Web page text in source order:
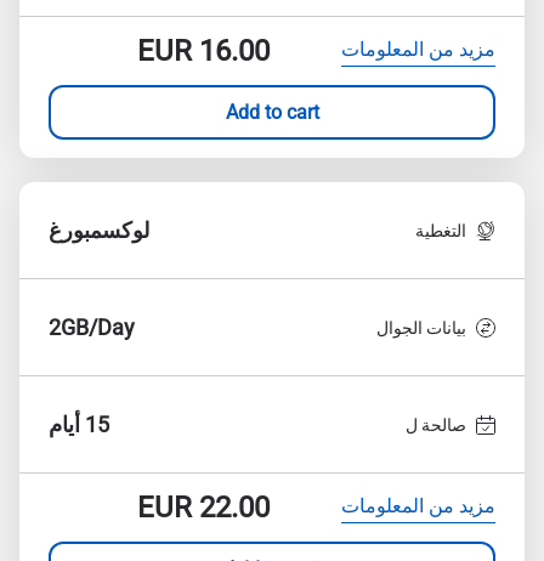
مزيد من المعلومات EUR16.00
Add to cart
التغطية لوكسمبورغ
بيانات الجوال 2GB/Day
صالحة ل 15 أيام
مزيد من المعلومات EUR22.00